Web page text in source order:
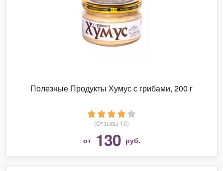
Полезные Продукты Хумус с грибами, 200 г
(Отзывы 16)
от 130 руб.